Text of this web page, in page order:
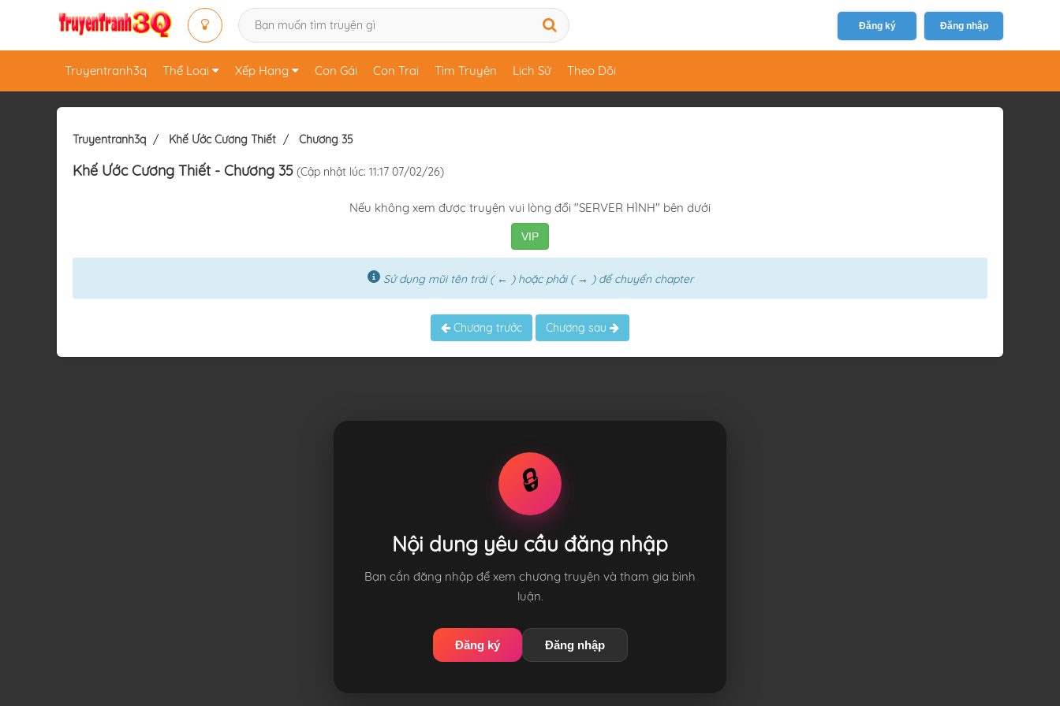
Đăng ký Đăng nhập
Truyentranh3q Thể Loại Xếp Hạng Con Gái Con Trai Tìm Truyện Lịch Sử Theo Dõi
Truyentranh3q Khế Ước Cương Thiết Chương 35
Khế Ước Cương Thiết- Chương 35 (Cập nhật lúc: 11:17 07/02/26)
Nếu không xem được truyện vui lòng đổi "SERVER HÌNH" bên dưới
VIP
Sử dụng mũi tên trái ( ← ) hoặc phải ( → ) để chuyển chapter
Chương trước Chương sau
🔒
Nội dung yêu cầu đăng nhập
Bạn cần đăng nhập để xem chương truyện và tham gia bình
luận.
Đăng ký Đăng nhập